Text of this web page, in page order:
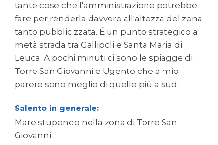
tante cose che l'amministrazione potrebbe
fare per renderla davvero all'altezza del zona
tanto pubblicizzata. É un punto strategico a
metà strada tra Gallipoli e Santa Maria di
Leuca. A pochi minuti ci sono le spiagge di
Torre San Giovanni e Ugento che a mio
parere sono meglio di quelle più a sud.
Salento in generale:
Mare stupendo nella zona di Torre San
Giovanni